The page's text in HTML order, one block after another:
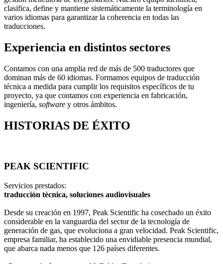
clasifica, define y mantiene sistemáticamente la terminología en
varios idiomas para garantizar la coherencia en todas las
traducciones.
Experiencia en distintos sectores
Contamos con una amplia red de más de 500 traductores que
dominan más de 60 idiomas. Formamos equipos de traducción
técnica a medida para cumplir los requisitos específicos de tu
proyecto, ya que contamos con experiencia en fabricación,
ingeniería, software y otros ámbitos.
HISTORIAS DE ÉXITO
PEAK SCIENTIFIC
Servicios prestados:
traducción técnica, soluciones audiovisuales
Desde su creación en 1997, Peak Scientific ha cosechado un éxito
considerable en la vanguardia del sector de la tecnología de
generación de gas, que evoluciona a gran velocidad. Peak Scientific,
empresa familiar, ha establecido una envidiable presencia mundial,
que abarca nada menos que 126 países diferentes.